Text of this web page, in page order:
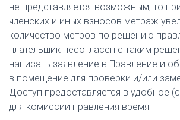
не представляется возможным, то
членских и иных взносов метраж
количество метров по решению
плательщик несогласен с таким
написать заявление в Правление и
в помещение для проверки и/или
Доступ предоставляется в удобное
для комиссии правления время.